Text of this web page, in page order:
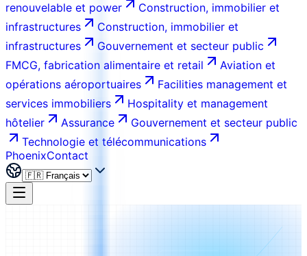
renouvelable et power
Construction, immobilier et
infrastructures
Construction, immobilier et
infrastructures
Gouvernement et secteur public
FMCG, fabrication alimentaire et retail
Aviation et
opérations aéroportuaires
Facilities management et
services immobiliers
Hospitality et management
hôtelier
Assurance
Gouvernement et secteur public
Technologie et télécommunications
PhoenixContact